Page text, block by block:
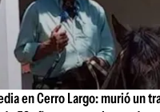
en Cerro Largo: murió un